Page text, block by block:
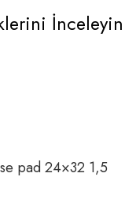
İnceleyin
pad 24×32 1,5